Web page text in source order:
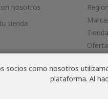
como nosotros
plataforma. Al
nosotros
tienda